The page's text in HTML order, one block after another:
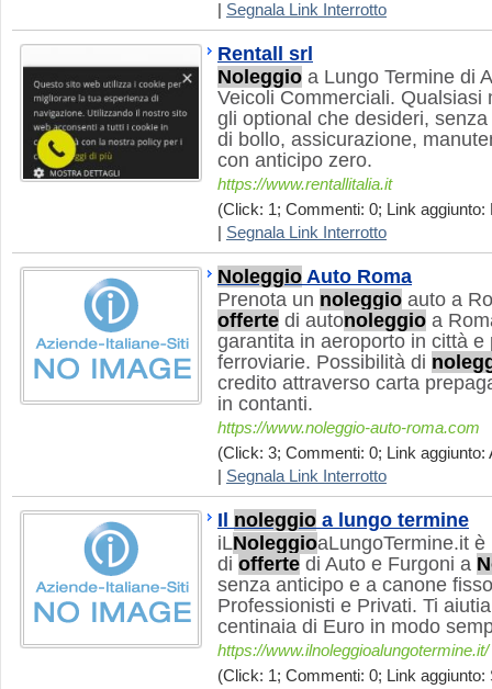
Segnala Link Interrotto
Rentall srl
Noleggio a Lungo Termine di
Veicoli Commerciali. Qualsiasi
gli optional che desideri,
di bollo, assicurazione,
con anticipo zero.
https://www.rentallitalia.it
(Click: 1; Commenti: 0; Link aggiunto:
Segnala Link Interrotto
Noleggio Auto Roma
Prenota un noleggio auto a
offerte di autonoleggio a
garantita in aeroporto in città e
ferroviarie. Possibilità di
credito attraverso carta
in contanti.
https://www.noleggio-auto-roma.com
(Click: 3; Commenti: 0; Link aggiunto:
Segnala Link Interrotto
Il noleggio a lungo termine
iLNoleggioaLungoTermine.it
di offerte di Auto e Furgoni a
senza anticipo e a canone
Professionisti e Privati. Ti
centinaia di Euro in modo
https://www.ilnoleggioalungotermine.it/
(Click: 1; Commenti: 0; Link aggiunto: